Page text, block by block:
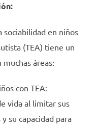
sociabilidad en niños
(TEA) tiene un
áreas:
con TEA:
vida al limitar sus
su capacidad para